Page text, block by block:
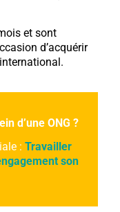
et sont
d’acquérir
d’une ONG ?
: Travailler
son